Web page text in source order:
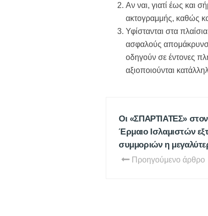
Αν ναι, γιατί έως και
ακτογραμμής, καθώς
Υφίστανται στα
ασφαλούς
οδηγούν σε έντονες
αξιοποιούνται
Οι «ΣΠΑΡΤΙΑΤΕΣ»
Έρμαιο Ισλαμιστών
συμμοριών η
Προηγούμενο άρθρο